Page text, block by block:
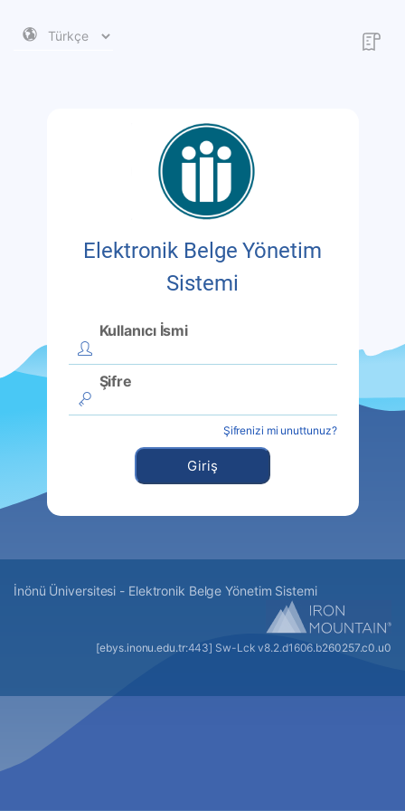
Elektronik Belge Yönetim
Sistemi
Kullanıcı İsmi
Şifre
Şifrenizi mi unuttunuz?
Giriş
İnönü Üniversitesi - Elektronik Belge Yönetim Sistemi
[ebys.inonu.edu.tr:443] Sw-Lck v8.2.d1606.b260257.c0.u0